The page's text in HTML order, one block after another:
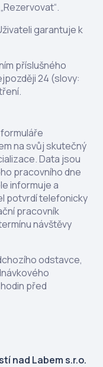
garantuje k
příslušného
24 (slovy:
na svůj skutečný
Data jsou
pracovního dne
informuje a
potvrdí telefonicky
pracovník
návštěvy
odstavce,
před
nad Labem s.r.o.